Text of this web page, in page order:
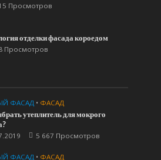
Просмотров
отделки фасада короедом
Просмотров
ФАСАД • ФАСАД
утеплитель для мокрого
5 667 Просмотров
ФАСАД • ФАСАД